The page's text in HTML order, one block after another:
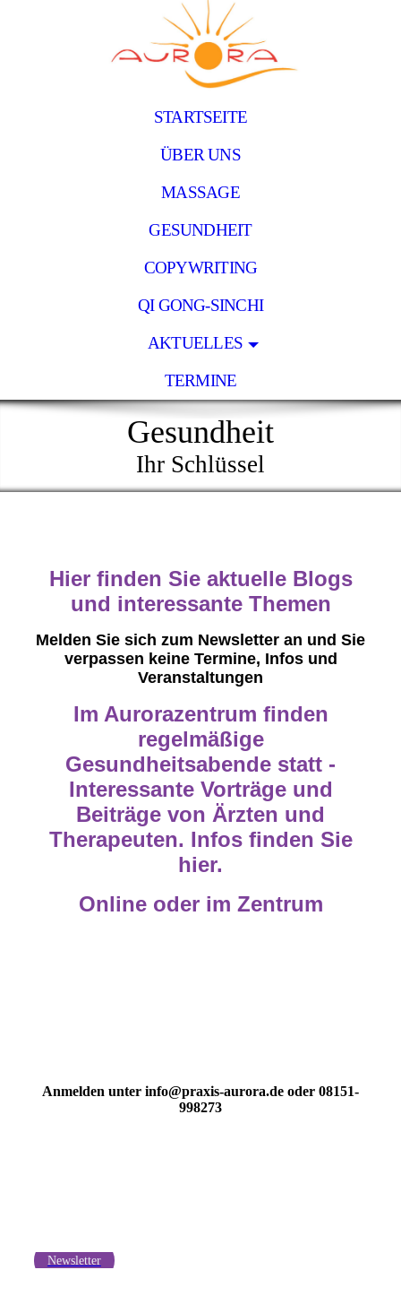
STARTSEITE
ÜBER UNS
MASSAGE
GESUNDHEIT
COPYWRITING
QI GONG-SINCHI
AKTUELLES
TERMINE
Gesundheit
Ihr Schlüssel
Hier finden Sie aktuelle Blogs
und interessante Themen
Melden Sie sich zum Newsletter an und Sie
verpassen keine Termine, Infos und
Veranstaltungen
Im Aurorazentrum finden
regelmäßige
Gesundheitsabende statt -
Interessante Vorträge und
Beiträge von Ärzten und
Therapeuten. Infos finden Sie
hier.
Online oder im Zentrum
Anmelden unter info@praxis-aurora.de oder 08151-
998273
Newsletter